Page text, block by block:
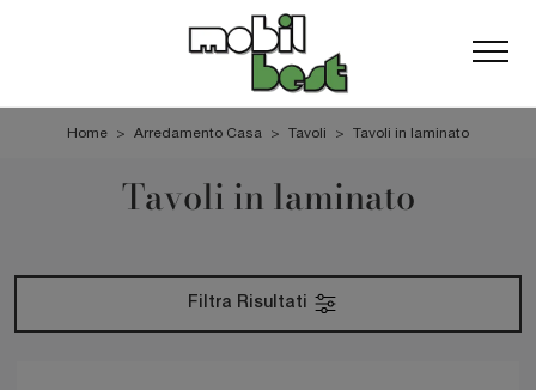
Home > Arredamento Casa > Tavoli > Tavoli in laminato
Tavoli in laminato
Filtra Risultati